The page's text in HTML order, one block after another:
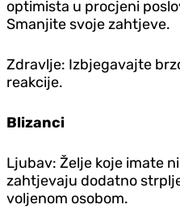
optimista u procjeni
Smanjite svoje zahtjeve.
Zdravlje: Izbjegavajte
reakcije.
Blizanci
Ljubav: Želje koje imate
zahtjevaju dodatno
voljenom osobom.